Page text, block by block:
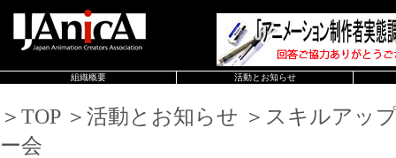
組織概要 活動とお知らせ
＞TOP ＞活動とお知らせ ＞スキルアッ
ー会